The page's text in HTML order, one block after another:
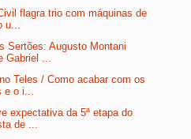
flagra trio com máquinas de
u...
Sertões: Augusto Montani
Gabriel ...
Teles / Como acabar com os
e o i...
expectativa da 5ª etapa do
de ...